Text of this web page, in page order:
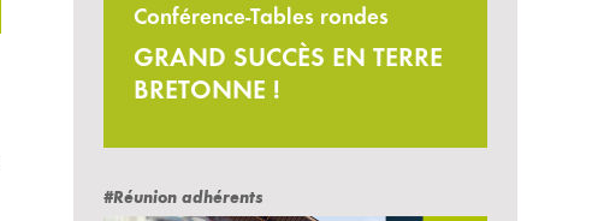
Conférence-Tables rondes
GRAND SUCCÈS EN TERRE
BRETONNE !
#Réunion adhérents